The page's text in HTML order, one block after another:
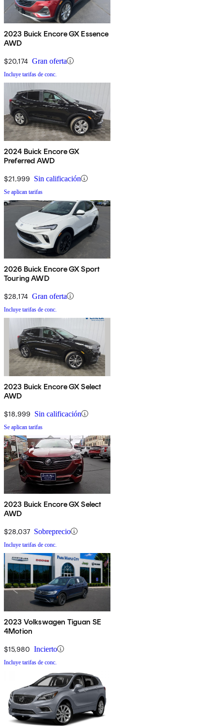
2023 Buick Encore GX Essence
AWD
$20,174 Gran oferta
Incluye tarifas de conc.
2024 Buick Encore GX
Preferred AWD
$21,999 Sin calificación
Se aplican tarifas
2026 Buick Encore GX Sport
Touring AWD
$28,174 Gran oferta
Incluye tarifas de conc.
2023 Buick Encore GX Select
AWD
$18,999 Sin calificación
Se aplican tarifas
2023 Buick Encore GX Select
AWD
$28,037 Sobreprecio
Incluye tarifas de conc.
2023 Volkswagen Tiguan SE
4Motion
$15,980 Incierto
Incluye tarifas de conc.